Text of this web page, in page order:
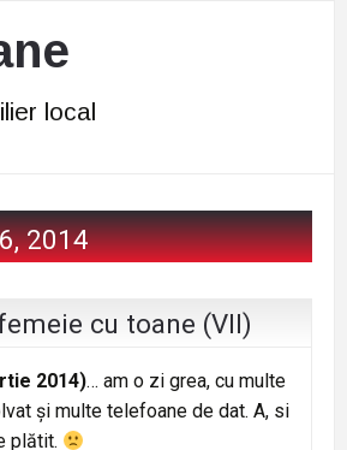
local
2014
cu toane (VII)
2014)… am o zi grea, cu multe
și multe telefoane de dat. A, si
plătit.